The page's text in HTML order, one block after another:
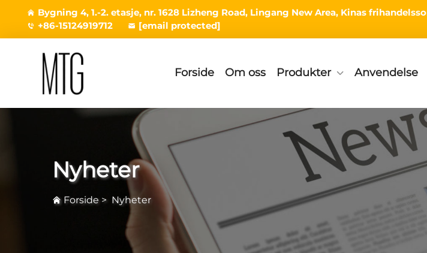
Bygning 4, 1.-2. etasje, nr. 1628 Lizheng Road, Lingang New Area, Kinas
+86-15124919712
[email protected]
Forside Om oss Produkter Anvendelse
Nyheter
Forside > Nyheter